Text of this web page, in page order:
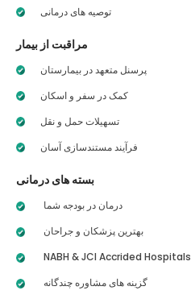
توصیه های درمانی
مراقبت از بیمار
پرسنل متعهد در بیمارستان
کمک در سفر و اسکان
تسهیلات حمل و نقل
فرآیند مستندسازی آسان
بسته های درمانی
درمان در بودجه شما
بهترین پزشکان و جراحان
NABH & JCI Accrided Hospitals
گزینه های مشاوره چندگانه